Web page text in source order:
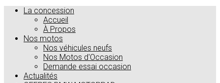
La concession
Accueil
À Propos
Nos motos
Nos véhicules neufs
Nos Motos d'Occasion
Demande essai occasion
Actualités